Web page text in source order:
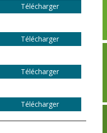
Télécharger
Télécharger
Télécharger
Télécharger